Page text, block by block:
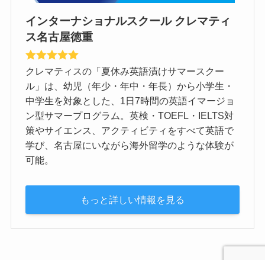
インターナショナルスクール クレマティ
ス名古屋徳重
クレマティスの「夏休み英語漬けサマースクー
ル」は、幼児（年少・年中・年長）から小学生・
中学生を対象とした、1日7時間の英語イマージョ
ン型サマープログラム。英検・TOEFL・IELTS対
策やサイエンス、アクティビティをすべて英語で
学び、名古屋にいながら海外留学のような体験が
可能。
もっと詳しい情報を見る